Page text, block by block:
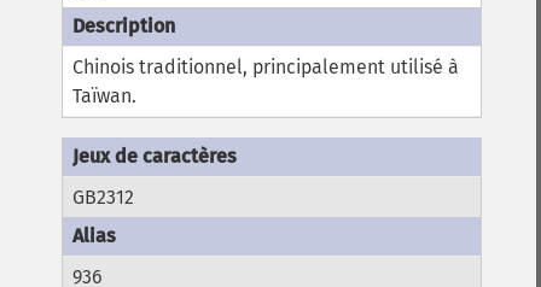
Chinois traditionnel, principalement utilisé à
Taïwan.
GB2312
936